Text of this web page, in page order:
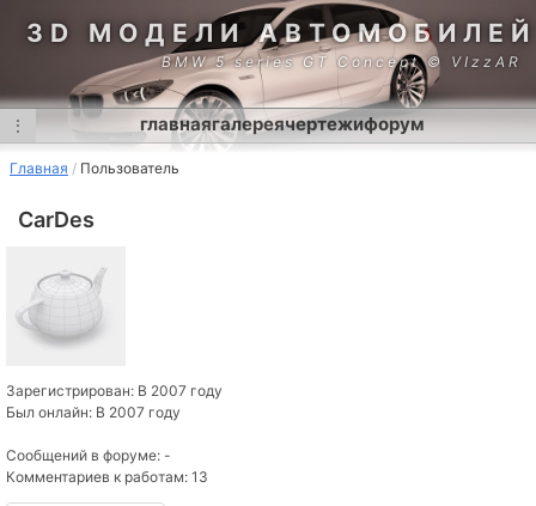
3D МОДЕЛИ АВТОМОБИЛЕЙ
BMW 5 series GT Concept © VIzzAR
⋮ главнаягалереячертежифорум
Главная Пользователь
CarDes
Зарегистрирован: В 2007 году
Был онлайн: В 2007 году
Сообщений в форуме: -
Комментариев к работам: 13